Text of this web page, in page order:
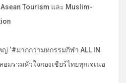
Tourism และ Muslim-
‘#มากกว่ามหกรรมกีฬา ALL IN
ลอมรวมหัวใจกองเชียร์ไทยทุกเจเนอ